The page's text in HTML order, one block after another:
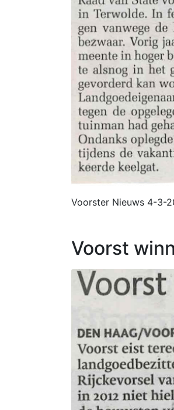
Voorster Nieuws 4-3-
Voorst